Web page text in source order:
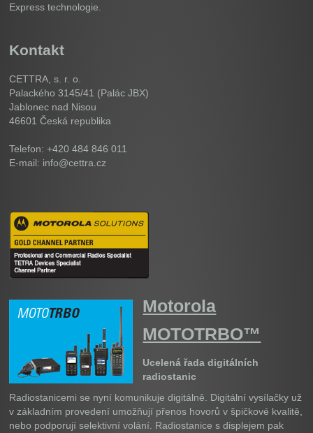
Express technologie.
Kontakt
CETTRA, s. r. o.
Palackého 3145/41 (Palác JBX)
Jablonec nad Nisou
46601Česká republika
Telefon: +420 484 846 011
E-mail: info@cettra.cz
Motorola
MOTOTRBO™
Ucelená řada digitálních
radiostanic
Radiostanicemi se nyní komunikuje digitálně. Digitální vysílačky už
v základním provedení umožňují přenos hovorů v špičkové kvalitě,
nebo podporují selektivní volání. Radiostanice s displejem pak